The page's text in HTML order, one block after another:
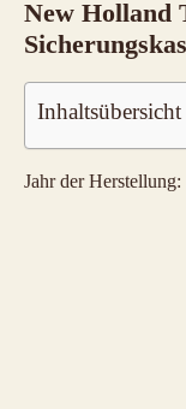
New Holland
Inhaltsübersicht
Jahr der Herstellung: